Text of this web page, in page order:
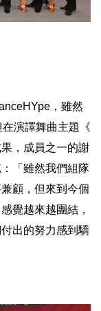
， 雖然
演譯舞曲主題《
， 成員之一的謝
「 雖然我們組隊
顧， 但來到今個
感覺越來越團結，
出的努力感到驕